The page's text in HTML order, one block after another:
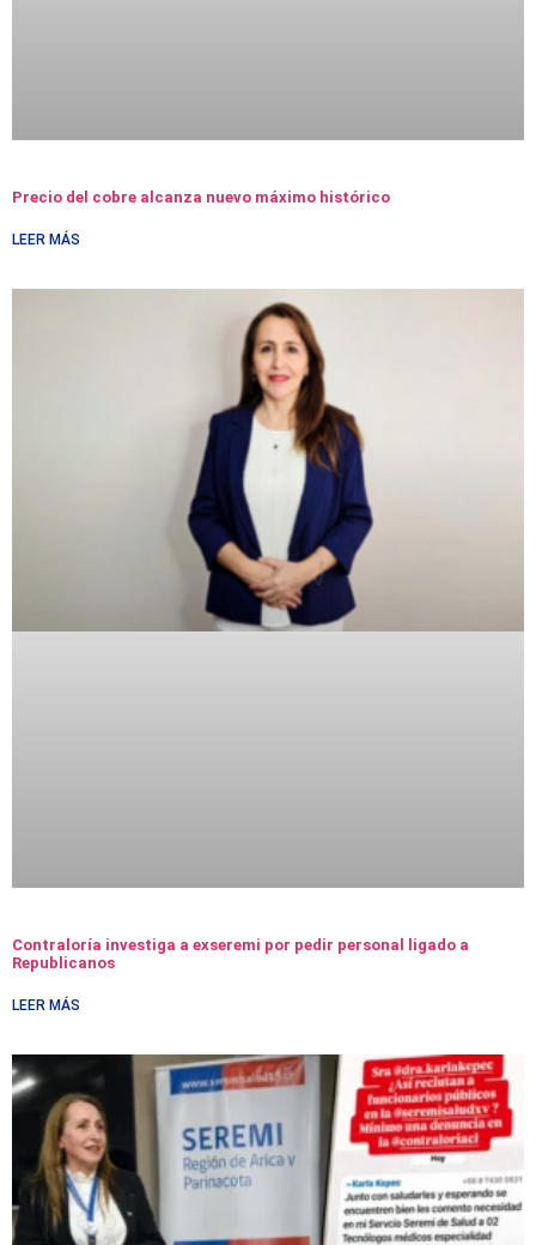
Precio del cobre alcanza nuevo máximo histórico
LEER MÁS
Contraloría investiga a exseremi por pedir personal ligado a
Republicanos
LEER MÁS